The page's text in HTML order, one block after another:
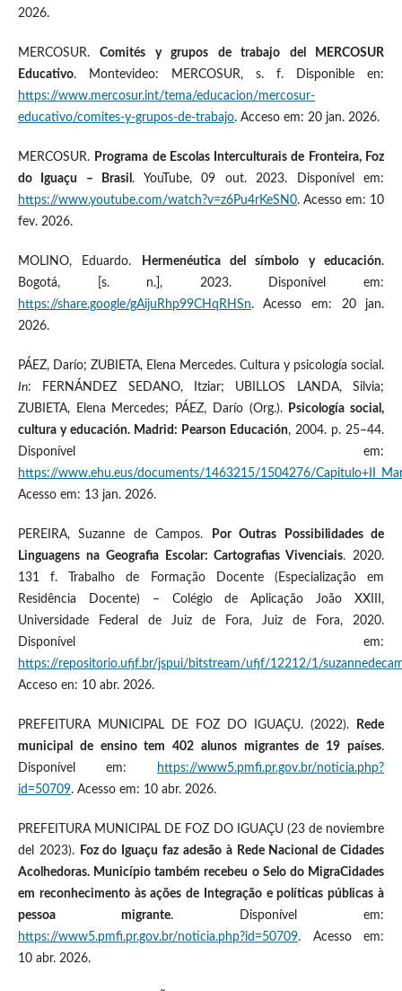
2026.
MERCOSUR.Comités y grupos de trabajo del MERCOSUR
Educativo. Montevideo: MERCOSUR, s. f. Disponible en:
https://www.mercosur.int/tema/educacion/mercosur-
educativo/comites-y-grupos-de-trabajo. Acceso em: 20 jan. 2026.
MERCOSUR. Programa de Escolas Interculturais de Fronteira, Foz
do Iguaçu – Brasil . YouTube, 09 out. 2023. Disponível em:
https://www.youtube.com/watch?v=z6Pu4rKeSN0. Acesso em: 10
fev. 2026.
MOLINO, Eduardo. Hermenéutica del símbolo y educación.
Bogotá, [s. n.], 2023. Disponível em:
https://share.google/gAijuRhp99CHqRHSn. Acesso em: 20 jan.
2026.
PÁEZ, Darío; ZUBIETA, Elena Mercedes. Cultura y psicología social.
In: FERNÁNDEZ SEDANO, Itziar; UBILLOS LANDA, Silvia;
ZUBIETA, Elena Mercedes; PÁEZ, Darío (Org.).
Psicología social,
cultura y educación. Madrid: Pearson Educación, 2004. p. 25–44.
Disponível em:
https://www.ehu.eus/documents/1463215/1504276/
Acesso em: 13 jan. 2026.
PEREIRA, Suzanne de Campos.
Por Outras Possibilidades de
Linguagens na Geografia Escolar: Cartografias Vivenciais. 2020.
131 f. Trabalho de Formação Docente (Especialização em
Residência Docente) – Colégio de Aplicação João XXIII,
Universidade Federal de Juiz de Fora, Juiz de Fora, 2020.
Disponível em:
https://repositorio.ufjf.br/jspui/bitstream/ufjf/12212/1/
Acceso en: 10 abr. 2026.
PREFEITURA MUNICIPAL DE FOZ DO IGUAÇU. (2022).
Rede
municipal de ensino tem 402 alunos migrantes de 19 países.
Disponível em:
https://www5.pmfi.pr.gov.br/noticia.php?
id=50709. Acesso em: 10 abr. 2026.
PREFEITURA MUNICIPAL DE FOZ DO IGUAÇU (23 de noviembre
del 2023).
Foz do Iguaçu faz adesão à Rede Nacional de Cidades
Acolhedoras. Município também recebeu o Selo do MigraCidades
em reconhecimento às ações de Integração e políticas públicas à
pessoa migrante. Disponível em:
https://www5.pmfi.pr.gov.br/noticia.php?id=50709. Acesso em:
10 abr. 2026.